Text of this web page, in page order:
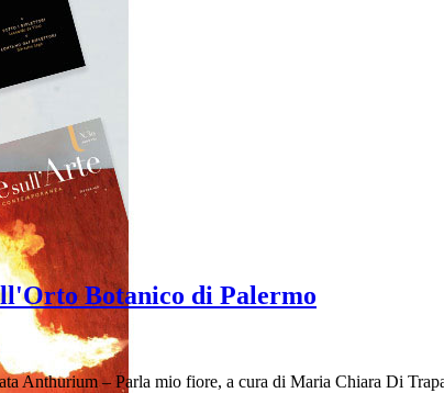
Botanico di Palermo
Anthurium – Parla mio fiore, a cura di Maria Chiara Di